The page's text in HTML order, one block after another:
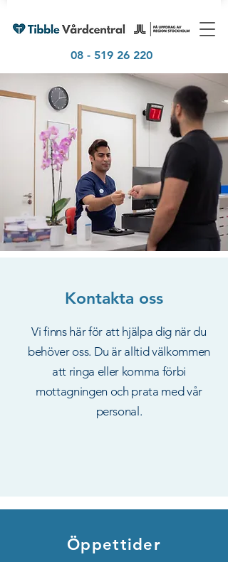
08 - 519 26 220
Kontakta oss
Vi finns här för att hjälpa dig när du
behöver oss. Du är alltid välkommen
att ringa eller komma förbi
mottagningen och prata med vår
personal.
Öppettider